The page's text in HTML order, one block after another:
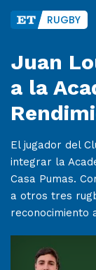
RUGBY
Juan
a la
El jugador del
integrar la
Casa Pumas.
a otros tres
reconocimiento